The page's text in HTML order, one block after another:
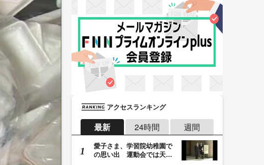
アクセスランキング
最新 24時間 週間
愛子さま、学習院幼稚園で
の思い出 運動会では天皇